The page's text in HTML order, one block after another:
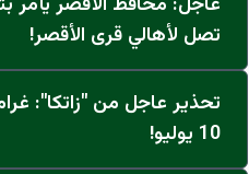
تصل لأهالي قرى الأقصر!
تحذير عاجل من "زاتكا":
10 يوليو!